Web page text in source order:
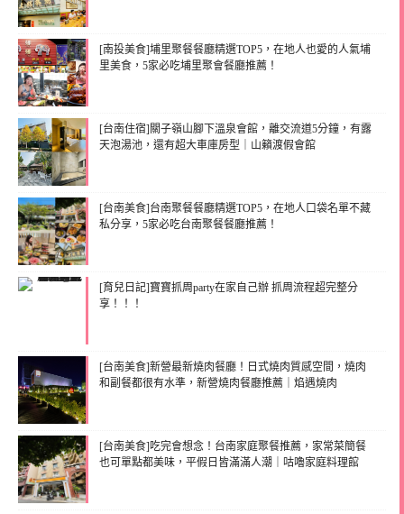
[南投美食]埔里聚餐餐廳精選TOP5，在地人也愛的人氣埔
里美食，5家必吃埔里聚會餐廳推薦！
[台南住宿]關子嶺山腳下溫泉會館，離交流道5分鐘，有露
天泡湯池，還有超大車庫房型｜山籟渡假會館
[台南美食]台南聚餐餐廳精選TOP5，在地人口袋名單不藏
私分享，5家必吃台南聚餐餐廳推薦！
[育兒日記]寶寶抓周party在家自己辦 抓周流程超完整分
享！！！
[台南美食]新營最新燒肉餐廳！日式燒肉質感空間，燒肉
和副餐都很有水準，新營燒肉餐廳推薦｜焰遇燒肉
[台南美食]吃完會想念！台南家庭聚餐推薦，家常菜簡餐
也可單點都美味，平假日皆滿滿人潮｜咕嚕家庭料理館